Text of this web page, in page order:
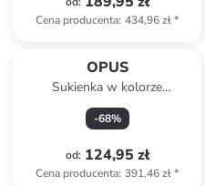
Cena producenta: 434,96 zł*
OPUS
Sukienka w kolorze
jasnobrązowym
-68%
od: 124,95 zł
Cena producenta: 391,46 zł*